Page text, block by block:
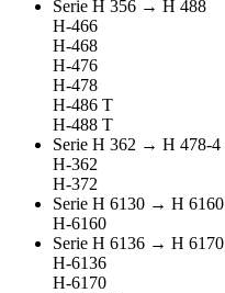
Serie H 356 → H 488
H-466
H-468
H-476
H-478
H-486 T
H-488 T
Serie H 362 → H 478-4
H-362
H-372
Serie H 6130 → H 6160
H-6160
Serie H 6136 → H 6170
H-6136
H-6170